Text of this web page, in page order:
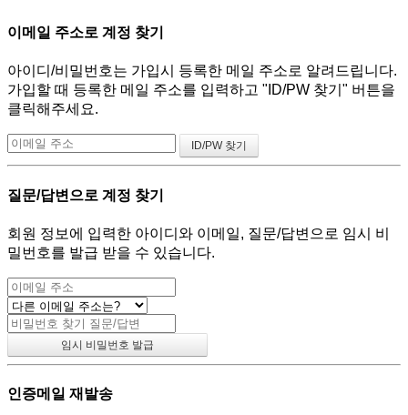
이메일 주소로 계정 찾기
아이디/비밀번호는 가입시 등록한 메일 주소로 알려드립니다.
가입할 때 등록한 메일 주소를 입력하고 "ID/PW 찾기" 버튼을
클릭해주세요.
질문/답변으로 계정 찾기
회원 정보에 입력한 아이디와 이메일, 질문/답변으로 임시 비
밀번호를 발급 받을 수 있습니다.
인증메일 재발송